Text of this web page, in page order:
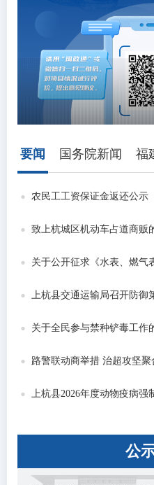
要闻 国务院新闻 福
农民工工资保证金返还公示
致上杭城区机动车占道商贩
关于公开征求《水表、燃气
上杭县交通运输局召开防御
关于全民参与禁种铲毒工作
路警联动商举措 治超攻坚
上杭县2026年度动物疫病强
公